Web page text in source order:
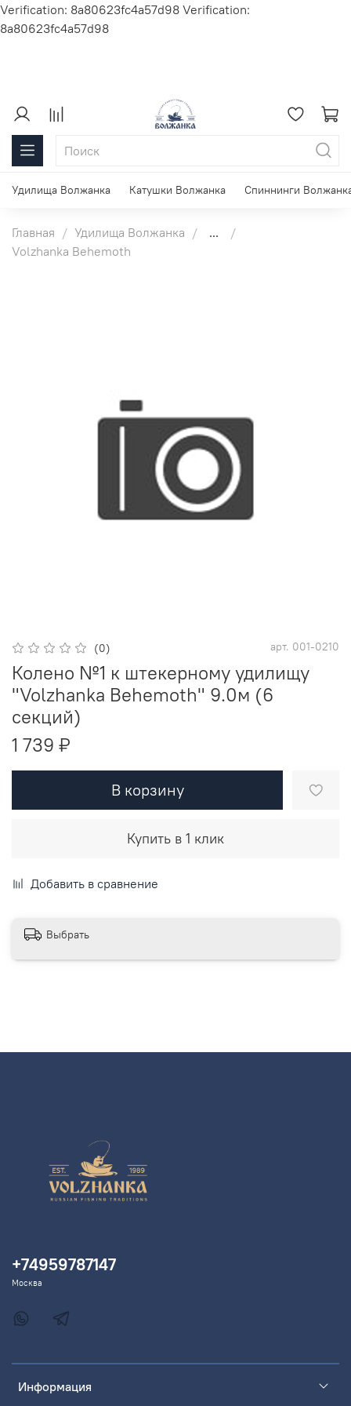
Verification: 8a80623fc4a57d98 Verification:
8a80623fc4a57d98
Удилища Волжанка Катушки Волжанка Спиннинги
Главная Удилища Волжанка
...
Volzhanka Behemoth
(0) арт. 001-0210
Колено №1 к штекерному удилищу
"Volzhanka Behemoth" 9.0м (6
секций)
1 739 ₽
В корзину
Купить в 1 клик
Добавить в сравнение
Выбрать
Информация
+74959787147
Москва